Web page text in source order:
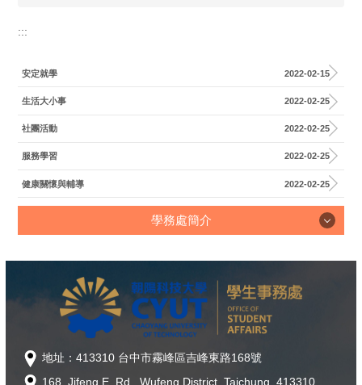
校安暨軍訓室
原住民族學生資源中心
學生發展中心
特殊教育資源中心
住宿服務組
體育室
:::
安定就學 2022-02-15
生活大小事 2022-02-25
社團活動 2022-02-25
服務學習 2022-02-25
健康關懷與輔導 2022-02-25
學務處簡介
學務處簡介
學務榮譽榜
「夢．啟航．翻轉人生」完善弱勢協助勵學金
地址：413310 台中市霧峰區吉峰東路168號
168, Jifeng E. Rd., Wufeng District, Taichung, 413310